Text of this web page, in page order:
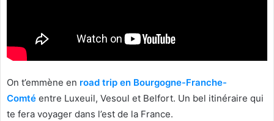
On t’emmène en road trip en Bourgogne-Franche-
Comté entre Luxeuil, Vesoul et Belfort. Un bel itinéraire qui
te fera voyager dans l’est de la France.